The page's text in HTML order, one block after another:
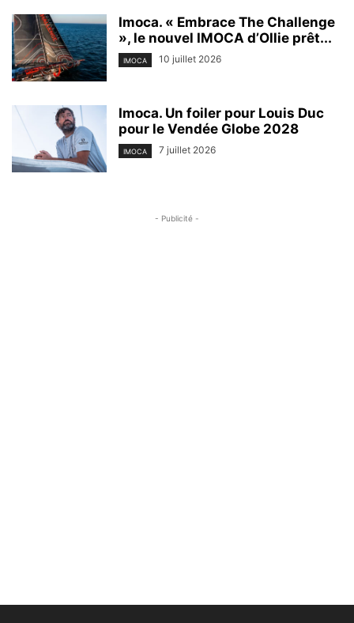
Imoca. « Embrace The Challenge
», le nouvel IMOCA d’Ollie prêt...
IMOCA 10 juillet 2026
Imoca. Un foiler pour Louis Duc
pour le Vendée Globe 2028
IMOCA 7 juillet 2026
- Publicité -